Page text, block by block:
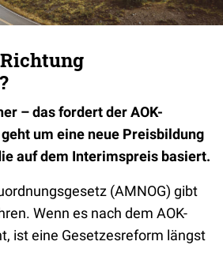
– das fordert der AOK-
um eine neue Preisbildung
auf dem Interimspreis basiert.
(AMNOG) gibt
Wenn es nach dem AOK-
ist eine Gesetzesreform längst